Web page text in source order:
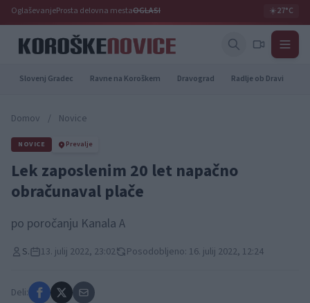
OglaševanjeProsta delovna mestaOGLASI ☀️27°C
Slovenj Gradec Ravne na Koroškem Dravograd Radlje ob Dravi
Domov / Novice
NOVICE Prevalje
Lek zaposlenim 20 let napačno
obračunaval plače
po poročanju Kanala A
S. 13. julij 2022, 23:02 Posodobljeno: 16. julij 2022, 12:24
Deli: